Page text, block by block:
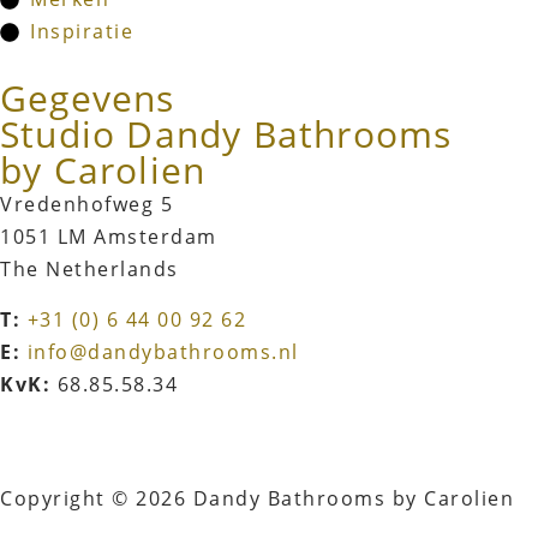
Inspiratie
Gegevens
Studio Dandy Bathrooms
by Carolien
Vredenhofweg 5
1051 LM Amsterdam
The Netherlands
T: +31 (0) 6 44 00 92 62
E: info@dandybathrooms.nl
KvK: 68.85.58.34
Copyright © 2026 Dandy Bathrooms by Carolien